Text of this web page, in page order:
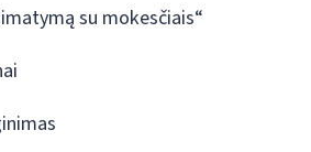
su mokesčiais“